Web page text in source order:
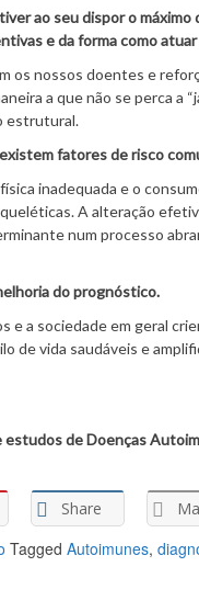
ao seu dispor o
e da forma como atuar
os nossos doentes e
a que não se perca a
estrutural.
fatores de risco
inadequada e o
A alteração
num processo
do prognóstico.
a sociedade em geral
de vida saudáveis e
de Doenças
Share
Tagged Autoimunes,